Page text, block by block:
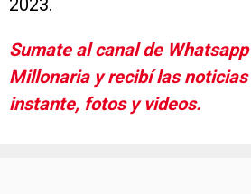
2023.
Sumate al canal de
Millonaria y recibí las noticias
instante, fotos y videos.